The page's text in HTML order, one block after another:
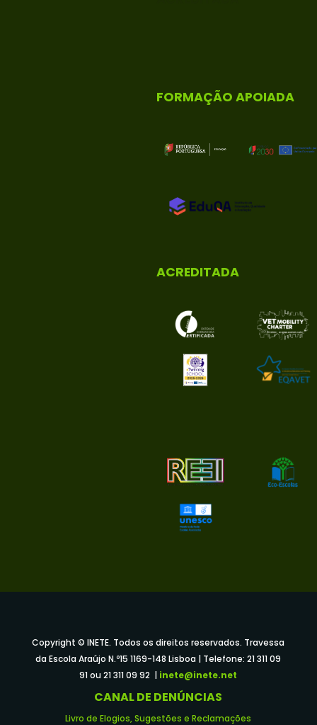
FORMAÇÃO APOIADA
ACREDITADA
Copyright © INETE. Todos os direitos reservados. Travessa
da Escola Araújo N.º15 1169-148 Lisboa | Telefone: 21 311 09
91 ou 21 311 09 92 | inete@inete.net
CANAL DE DENÚNCIAS
Livro de Elogios, Sugestões e Reclamações